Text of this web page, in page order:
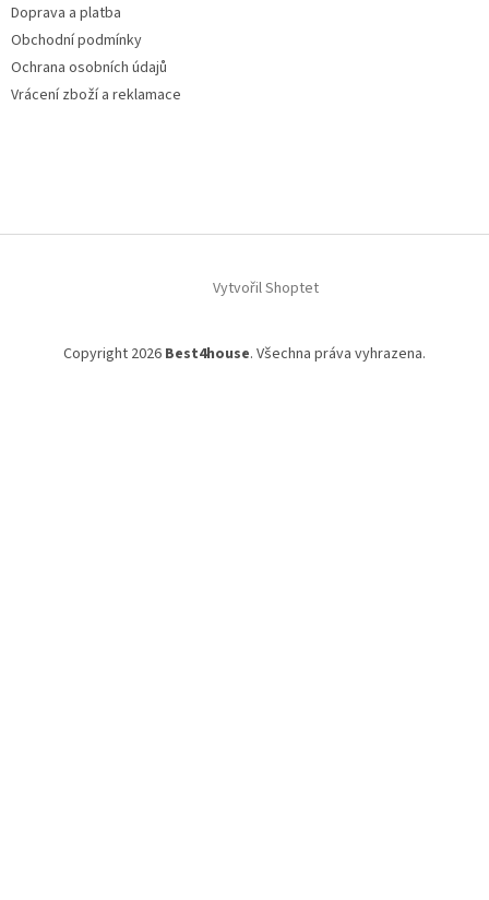
Doprava a platba
Obchodní podmínky
Ochrana osobních údajů
Vrácení zboží a reklamace
Vytvořil Shoptet
Copyright 2026 Best4house. Všechna práva vyhrazena.